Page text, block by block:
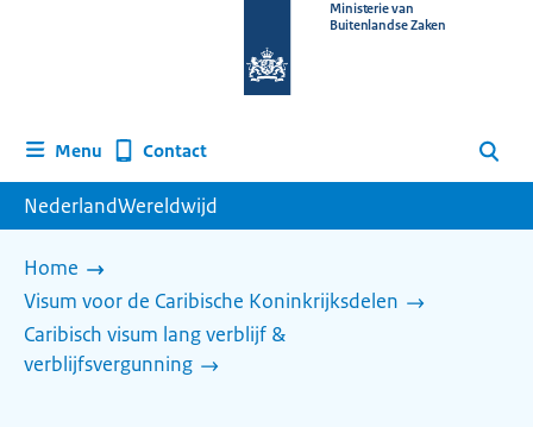
homepage
Ministerie van
Buitenlandse Zaken
Menu Contact Zoeken
NederlandWereldwijd
Home
Visum voor de Caribische Koninkrijksdelen
Caribisch visum lang verblijf &
verblijfsvergunning